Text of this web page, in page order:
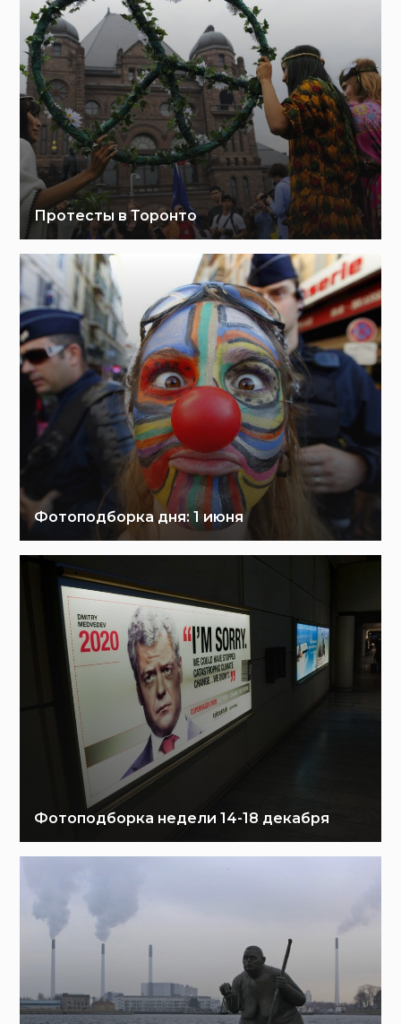
Протесты в Торонто
Фотоподборка дня: 1 июня
Фотоподборка недели 14-18 декабря